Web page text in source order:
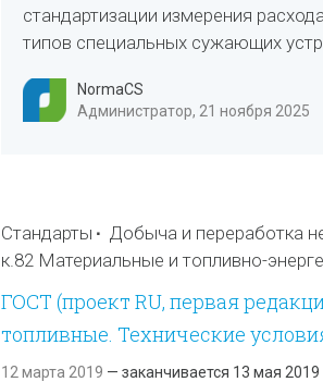
стандартизации измерения
типов специальных сужающих
NormaCS
Администратор, 21 ноября 2025
Стандарты
Добыча и переработка
к.82 Материальные и топливно-
ГОСТ (проект RU, первая
топливные. Технические
12 марта 2019 — заканчивается 13 мая 2019